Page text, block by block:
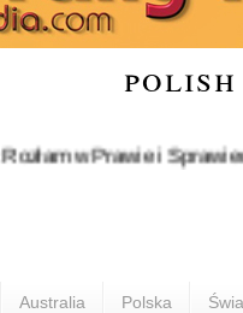
w Prawie i
Australia Polska